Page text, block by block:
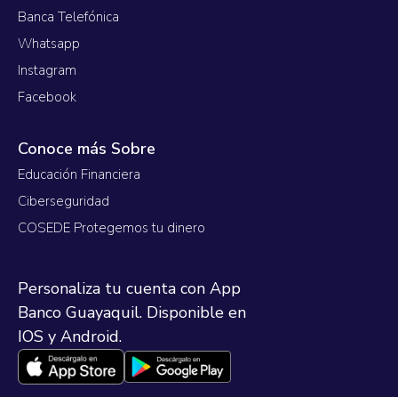
Banca Telefónica
Whatsapp
Instagram
Facebook
Conoce más Sobre
Educación Financiera
Ciberseguridad
COSEDE Protegemos tu dinero
Personaliza tu cuenta con App
Banco Guayaquil. Disponible en
IOS y Android.